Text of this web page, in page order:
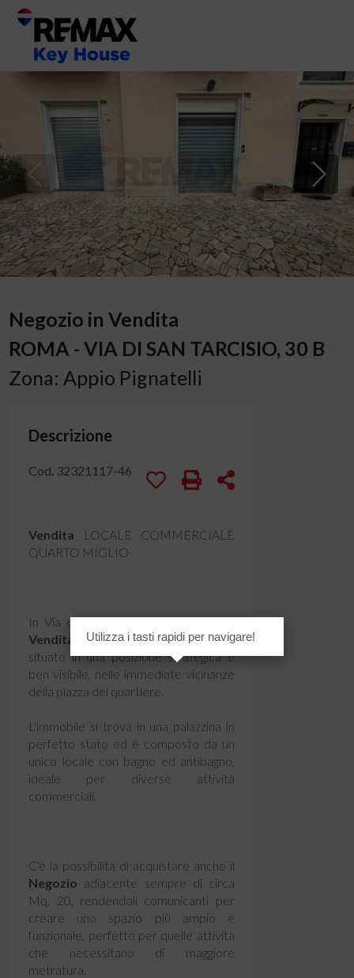
1/20
Negozio in Vendita
ROMA - VIA DI SAN TARCISIO, 30 B
Zona: Appio Pignatelli
Descrizione
Cod. 32321117-46
Vendita LOCALE COMMERCIALE
QUARTO MIGLIO
In Via di San Tarcisio, proponiamo la
Vendita
di unNegoziodi circa mq 20,
situato in una posizione strategica e
ben visibile, nelle immediate vicinanze
della piazza del quartiere.
L'immobile si trova in una palazzina in
perfetto stato ed è composto da un
unico locale con bagno ed antibagno,
ideale per diverse attività
commerciali.
C'è la possibilità di acquistare anche il
Negozio adiacente sempre di circa
Mq, 20, rendendoli comunicanti per
creare uno spazio più ampio e
funzionale, perfetto per quelle attività
che necessitano di maggiore
metratura.
Utilizza i tasti rapidi per navigare!